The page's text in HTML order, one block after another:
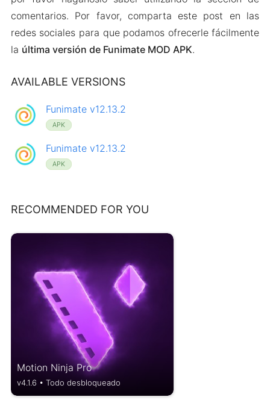
comentarios. Por favor, comparta este post en las
redes sociales para que podamos ofrecerle fácilmente
la última versión de Funimate MOD APK.
AVAILABLE VERSIONS
Funimate v12.13.2
APK
Funimate v12.13.2
APK
RECOMMENDED FOR YOU
Motion Ninja Pro
v4.1.6 • Todo desbloqueado